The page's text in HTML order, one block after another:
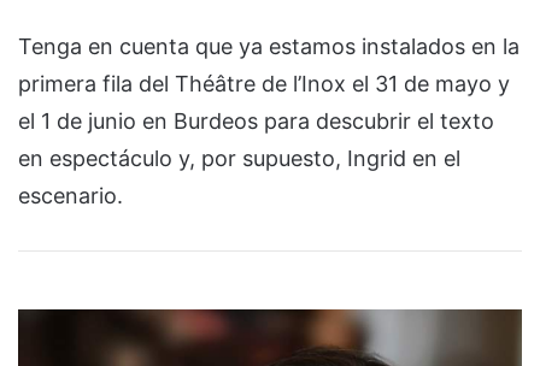
Tenga en cuenta que ya estamos instalados en la
primera fila del Théâtre de l’Inox el 31 de mayo y
el 1 de junio en Burdeos para descubrir el texto
en espectáculo y, por supuesto, Ingrid en el
escenario.